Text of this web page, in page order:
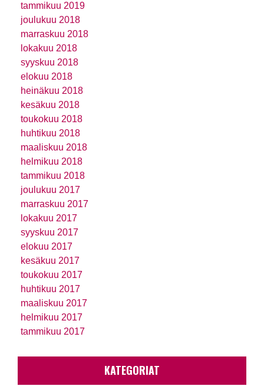
tammikuu 2019
joulukuu 2018
marraskuu 2018
lokakuu 2018
syyskuu 2018
elokuu 2018
heinäkuu 2018
kesäkuu 2018
toukokuu 2018
huhtikuu 2018
maaliskuu 2018
helmikuu 2018
tammikuu 2018
joulukuu 2017
marraskuu 2017
lokakuu 2017
syyskuu 2017
elokuu 2017
kesäkuu 2017
toukokuu 2017
huhtikuu 2017
maaliskuu 2017
helmikuu 2017
tammikuu 2017
KATEGORIAT